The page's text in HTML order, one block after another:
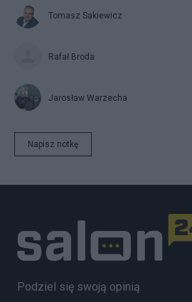
Tomasz Sakiewicz
Rafał Broda
Jarosław Warzecha
Napisz notkę
Podziel się swoją opinią